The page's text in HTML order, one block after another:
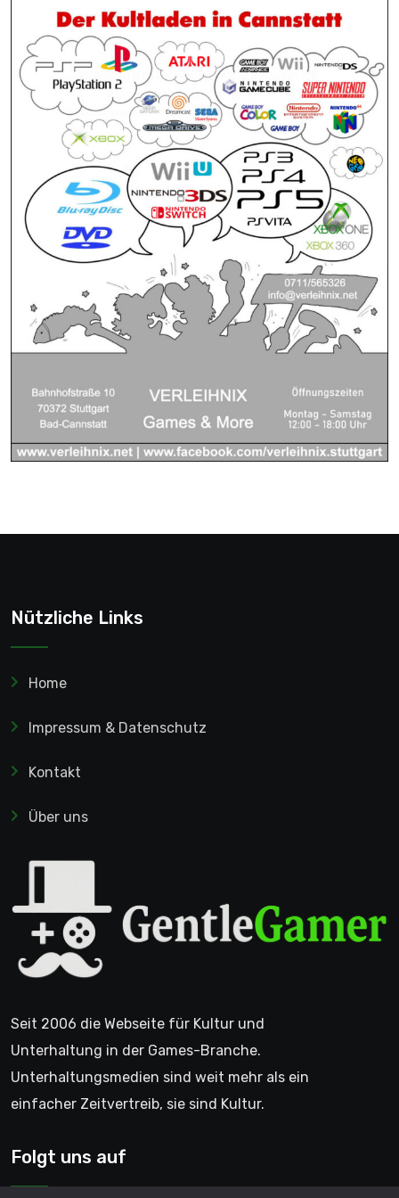
Nützliche Links
Home
Impressum & Datenschutz
Kontakt
Über uns
Seit 2006 die Webseite für Kultur und
Unterhaltung in der Games-Branche.
Unterhaltungsmedien sind weit mehr als ein
einfacher Zeitvertreib, sie sind Kultur.
Folgt uns auf